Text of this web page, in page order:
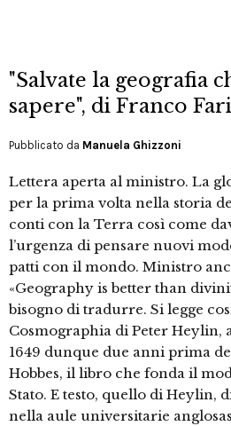
"Salvate la geografia
sapere", di Franco
Pubblicato da Manuela Ghizzoni
Lettera aperta al ministro. La
per la prima volta nella storia
conti con la Terra così come
l’urgenza di pensare nuovi
patti con il mondo. Ministro
«Geography is better than
bisogno di tradurre. Si legge
Cosmographia di Peter Heylin,
1649 dunque due anni prima
Hobbes, il libro che fonda il
Stato. E testo, quello di Heylin,
nella aule universitarie